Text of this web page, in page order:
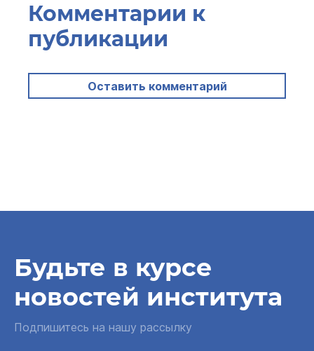
Комментарии к
публикации
Оставить комментарий
Будьте в курсе
новостей института
Подпишитесь на нашу рассылку